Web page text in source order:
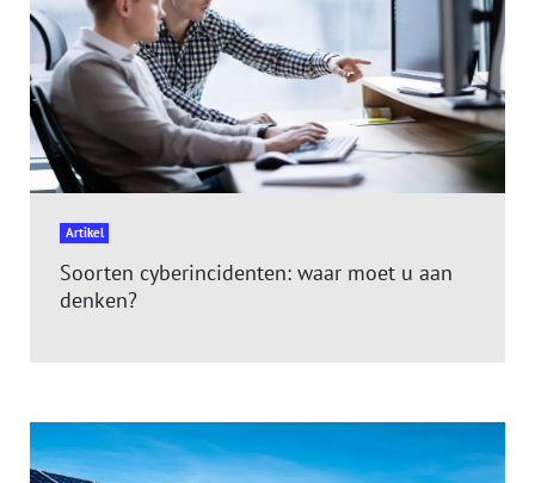
Artikel
Soorten cyberincidenten: waar moet u aan
denken?